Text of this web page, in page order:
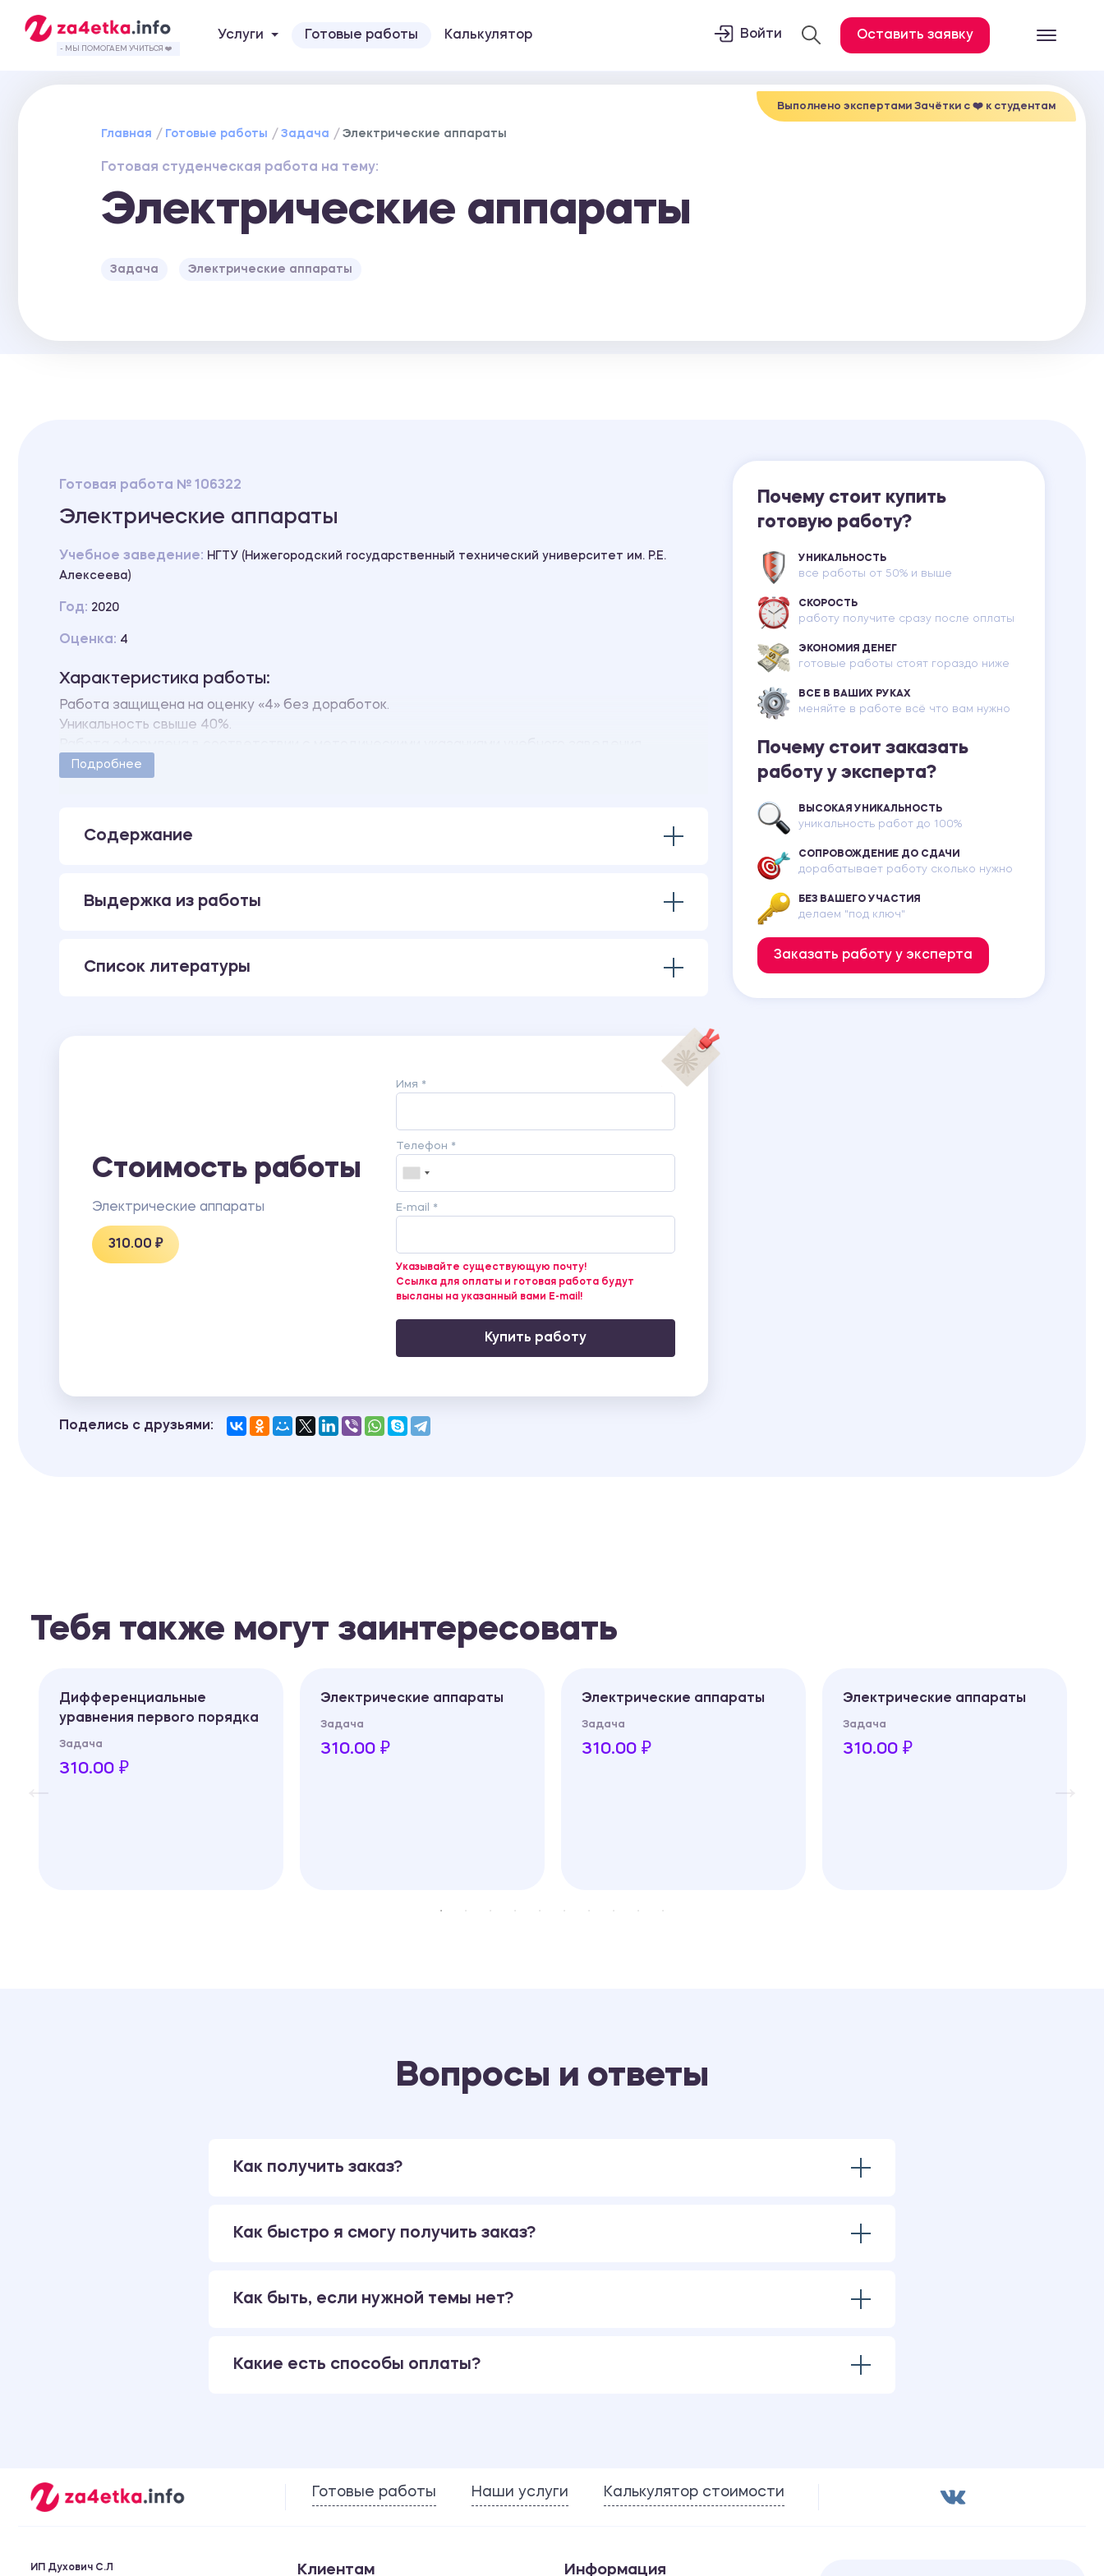
Все услуги
- МЫ ПОМОГАЕМ УЧИТЬСЯ ❤️
Услуги Готовые работы Калькулятор Войти Оставить заявку
Выполнено экспертами Зачётки c ❤️ к студентам
Главная Готовые работы Задача Электрические аппараты
Готовая студенческая работа на тему:
Электрические аппараты
Задача Электрические аппараты
Готовая работа № 106322
Электрические аппараты
Учебное заведение: НГТУ (Нижегородский государственный технический университет им. Р.Е.
Алексеева)
Год: 2020
Оценка: 4
Характеристика работы:
Работа защищена на оценку «4» без доработок.
Уникальность свыше 40%.
Количество страниц - 14.
Подробнее
Содержание
Выдержка из работы
Список литературы
Стоимость работы
Электрические аппараты
310.00 ₽
Имя *
Телефон *
E-mail *
Указывайте существующую почту!
Ссылка для оплаты и готовая работа будут
высланы на указанный вами E-mail!
Купить работу
Почему стоит купить
готовую работу?
УНИКАЛЬНОСТЬ
все работы от 50% и выше
СКОРОСТЬ
работу получите сразу после оплаты
ЭКОНОМИЯ ДЕНЕГ
готовые работы стоят гораздо ниже
ВСЕ В ВАШИХ РУКАХ
меняйте в работе всё что вам нужно
Почему стоит заказать
работу у эксперта?
ВЫСОКАЯ УНИКАЛЬНОСТЬ
уникальность работ до 100%
СОПРОВОЖДЕНИЕ ДО СДАЧИ
дорабатывает работу сколько нужно
БЕЗ ВАШЕГО УЧАСТИЯ
делаем "под ключ"
Заказать работу у эксперта
Поделись с друзьями:
Тебя также могут заинтересовать
Дифференциальные
уравнения первого порядка
Задача
310.00 ₽
Электрические аппараты
Задача
310.00 ₽
Электрические аппараты
Задача
310.00 ₽
Электрические аппараты
Задача
310.00 ₽
Вопросы и ответы
Как получить заказ?
Как быстро я смогу получить заказ?
Как быть, если нужной темы нет?
Какие есть способы оплаты?
Готовые работы Наши услуги Калькулятор стоимости
ИП Духович С.Л Клиентам Информация